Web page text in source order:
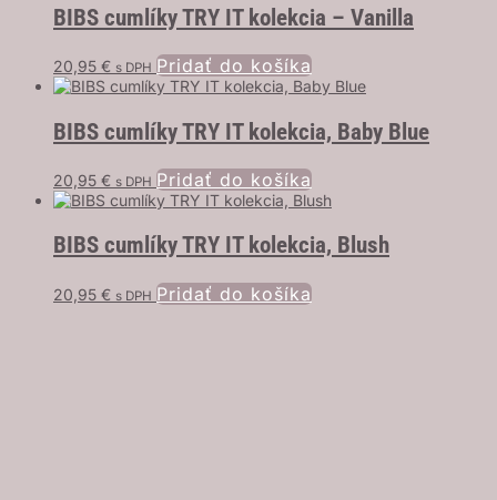
BIBS cumlíky TRY IT kolekcia – Vanilla
20,95 € s DPH Pridať do košíka
BIBS cumlíky TRY IT kolekcia, Baby Blue
20,95 € s DPH Pridať do košíka
BIBS cumlíky TRY IT kolekcia, Blush
20,95 € s DPH Pridať do košíka